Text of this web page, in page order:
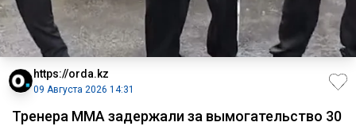
https://orda.kz
09 Августа 2026 14:31
Тренера ММА задержали за вымогательство 30